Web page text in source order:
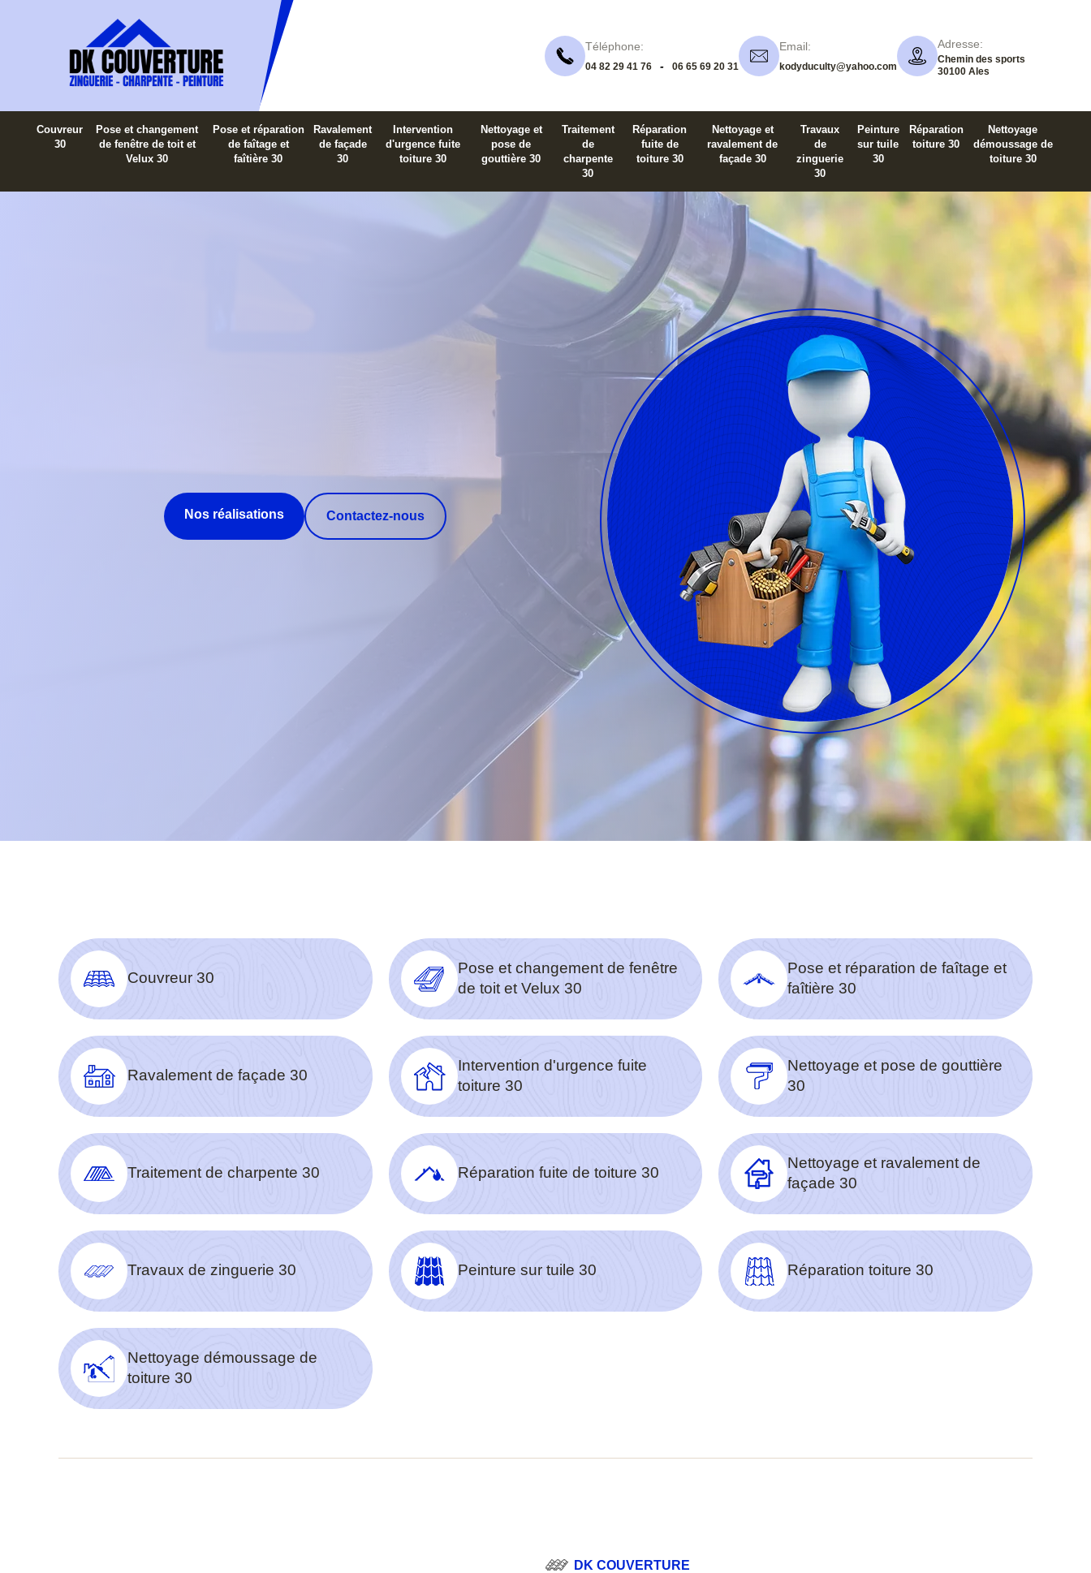
Téléphone:
04 82 29 41 76 - 06 65 69 20 31
Email:
kodyduculty@yahoo.com
Adresse:
Chemin des sports
30100 Ales
Couvreur
30
Pose et changement
de fenêtre de toit et
Velux 30
Pose et réparation
de faîtage et
faîtière 30
Ravalement
de façade
30
Intervention
d'urgence fuite
toiture 30
Nettoyage et
pose de
gouttière 30
Traitement
de
charpente
30
Réparation
fuite de
toiture 30
Nettoyage et
ravalement de
façade 30
Travaux
de
zinguerie
30
Peinture
sur tuile
30
Réparation
toiture 30
Nettoyage
démoussage de
toiture 30
Nos réalisations Contactez-nous
Couvreur 30
Pose et changement de fenêtre
de toit et Velux 30
Pose et réparation de faîtage et
faîtière 30
Ravalement de façade 30
Intervention d'urgence fuite
toiture 30
Nettoyage et pose de gouttière
30
Traitement de charpente 30 Réparation fuite de toiture 30
Nettoyage et ravalement de
façade 30
Travaux de zinguerie 30 Peinture sur tuile 30 Réparation toiture 30
Nettoyage démoussage de
toiture 30
DK COUVERTURE